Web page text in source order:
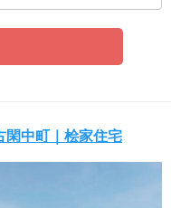
中町｜桧家住宅